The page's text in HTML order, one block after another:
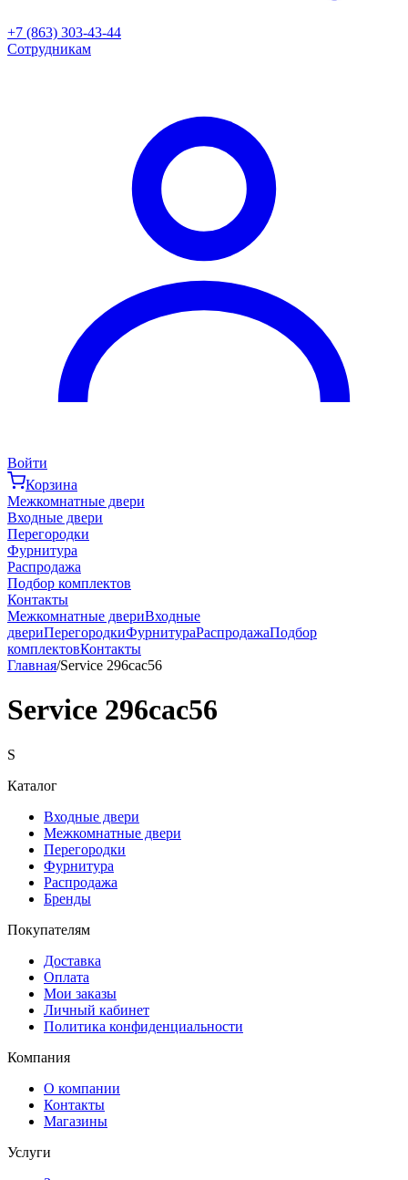
+7 (863) 303-43-44
Сотрудникам
Войти
Корзина
Межкомнатные двери
Входные двери
Перегородки
Фурнитура
Распродажа
Подбор комплектов
Контакты
Межкомнатные двериВходные
двериПерегородкиФурнитураРаспродажаПодбор
комплектовКонтакты
Главная/Service 296cac56
Service 296cac56
S
Каталог
Входные двери
Межкомнатные двери
Перегородки
Фурнитура
Распродажа
Бренды
Покупателям
Доставка
Оплата
Мои заказы
Личный кабинет
Политика конфиденциальности
Компания
О компании
Контакты
Магазины
Услуги